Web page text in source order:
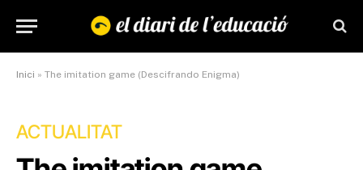
Inici » The imitation game (Descifrando Enigma)
ACTUALITAT